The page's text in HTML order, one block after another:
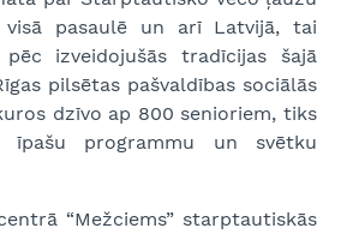
visā pasaulē un arī Latvijā, tai
izveidojušās tradīcijas šajā
pilsētas pašvaldības sociālās
dzīvo ap 800 senioriem, tiks
programmu un svētku
“Mežciems” starptautiskās